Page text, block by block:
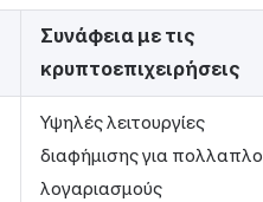
Συνάφεια με τις
κρυπτοεπιχειρήσεις
Υψηλές λειτουργίες
διαφήμισης για
λογαριασμούς